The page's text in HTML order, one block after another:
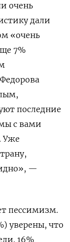
очень
дали
«очень
7%
последние
с вами
Уже
—
пессимизм.
уверены, что
16%